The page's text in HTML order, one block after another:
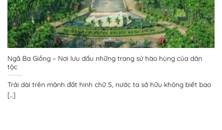
Ngã Ba Giồng – Nơi lưu dấu những trang sử hào hùng của dân
tộc
Trải dài trên mảnh đất hình chữ S, nước ta sở hữu không biết bao
[...]